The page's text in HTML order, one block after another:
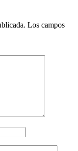
Los campos